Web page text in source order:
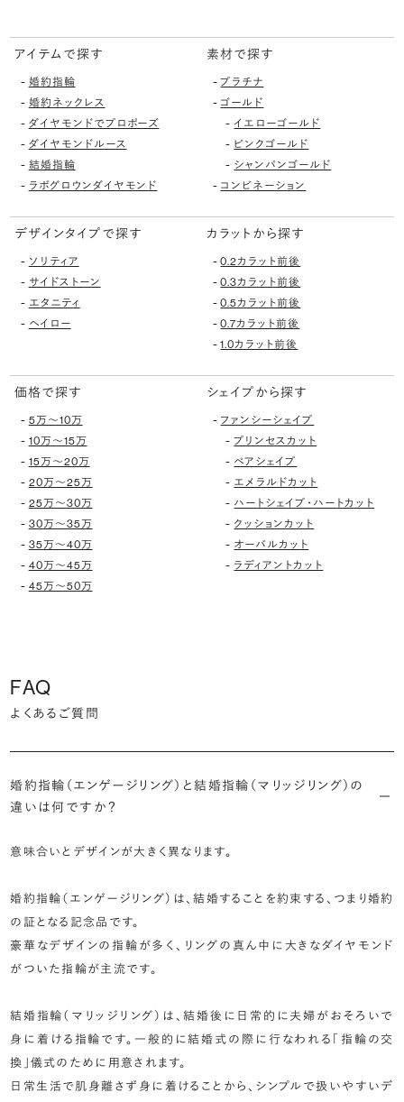
アイテムで探す
- 婚約指輪
- 婚約ネックレス
- ダイヤモンドでプロポーズ
- ダイヤモンドルース
- 結婚指輪
- ラボグロウンダイヤモンド
素材で探す
-プラチナ
- ゴールド
-イエローゴールド
- ピンクゴールド
- シャンパンゴールド
- コンビネーション
デザインタイプで探す
- ソリティア
- サイドストーン
- エタニティ
- ヘイロー
カラットから探す
-0.2カラット前後
-0.3カラット前後
-0.5カラット前後
-0.7カラット前後
-1.0カラット前後
価格で探す
- 5万〜10万
- 10万〜15万
- 15万〜20万
- 20万〜25万
- 25万〜30万
- 30万〜35万
- 35万〜40万
- 40万〜45万
- 45万〜50万
シェイプから探す
- ファンシーシェイプ
-プリンセスカット
- ペアシェイプ
- エメラルドカット
- ハートシェイプ・ハートカット
- クッションカット
- オーバルカット
- ラディアントカット
FAQ
よくあるご質問
婚約指輪（エンゲージリング）と結婚指輪（マリッジリング）の
違いは何ですか？
意味合いとデザインが大きく異なります。
婚約指輪（エンゲージリング）は、結婚することを約束する、つまり婚約
の証となる記念品です。
豪華なデザインの指輪が多く、リングの真ん中に大きなダイヤモンド
がついた指輪が主流です。
結婚指輪（マリッジリング）は、結婚後に日常的に夫婦がおそろいで
身に着ける指輪です。一般的に結婚式の際に行なわれる「指輪の交
換」儀式のために用意されます。
日常生活で肌身離さず身に着けることから、シンプルで扱いやすいデ